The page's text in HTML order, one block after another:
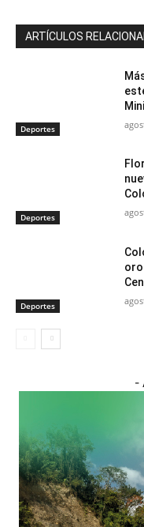
ARTÍCULOS
Deportes
Deportes
Deportes
-